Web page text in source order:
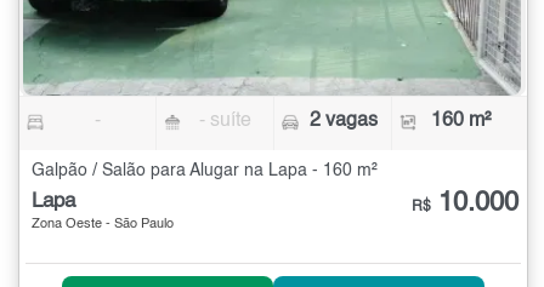
- - suíte 2 vagas 160 m²
Galpão / Salão para Alugar na Lapa - 160 m²
Lapa
Zona Oeste - São Paulo
R$ 10.000